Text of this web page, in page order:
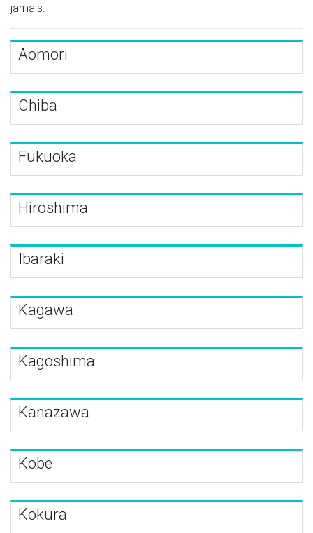
jamais.
Aomori
Chiba
Fukuoka
Hiroshima
Ibaraki
Kagawa
Kagoshima
Kanazawa
Kobe
Kokura